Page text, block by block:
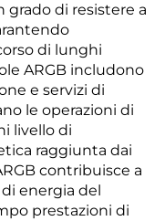
grado di resistere a
di lunghi
ARGB includono
e servizi di
le operazioni di
livello di
raggiunta dai
contribuisce a
energia del
prestazioni di